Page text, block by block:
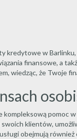
kredytowe w
finansowe, a
wiedząc, że Twoje
pomoc
klientów,
obejmują